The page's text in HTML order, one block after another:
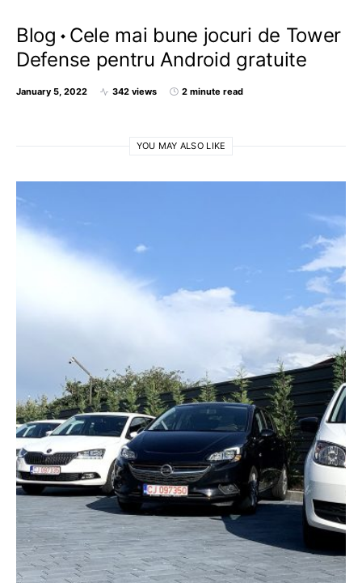
Blog
Cele mai bune jocuri de Tower
Defense pentru Android gratuite
January 5, 2022 342 views 2 minute read
YOU MAY ALSO LIKE